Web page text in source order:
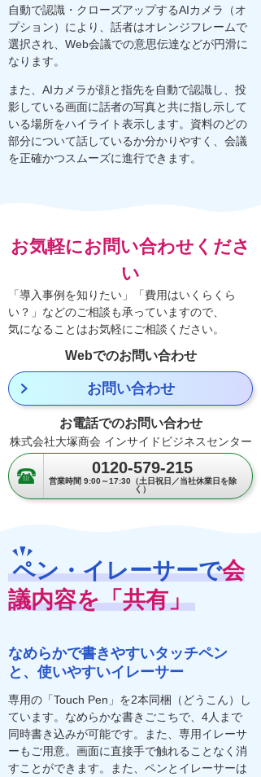
自動で認識・クローズアップするAIカメラ（オ
プション）により、話者はオレンジフレームで
選択され、Web会議での意思伝達などが円滑に
なります。
また、AIカメラが顔と指先を自動で認識し、投
影している画面に話者の写真と共に指し示して
いる場所をハイライト表示します。資料のどの
部分について話しているか分かりやすく、会議
を正確かつスムーズに進行できます。
お気軽にお問い合わせくださ
い
「導入事例を知りたい」「費用はいくらくら
い？」などのご相談も承っていますので、
気になることはお気軽にご相談ください。
Webでのお問い合わせ
お問い合わせ
お電話でのお問い合わせ
株式会社大塚商会 インサイドビジネスセンター
0120-579-215
営業時間 9:00～17:30（土日祝日／当社休業日を除
く）
ペン・イレーサーで会
議内容を「共有」
なめらかで書きやすいタッチペン
と、使いやすいイレーサー
専用の「Touch Pen」を2本同梱（どうこん）し
ています。なめらかな書きごこちで、4人まで
同時書き込みが可能です。また、専用イレーサ
ーもご用意。画面に直接手で触れることなく消
すことができます。また、ペンとイレーサーは